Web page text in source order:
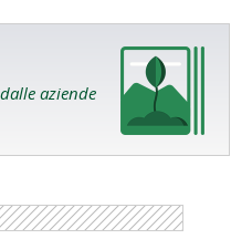
aziende